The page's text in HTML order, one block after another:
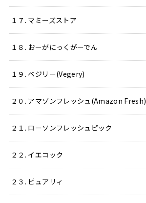
１７. マミーズストア
１８. おーがにっくがーでん
１９. ベジリー(Vegery)
２０. アマゾンフレッシュ(Amazon Fresh)
２１. ローソンフレッシュピック
２２. イエコック
２３. ピュアリィ